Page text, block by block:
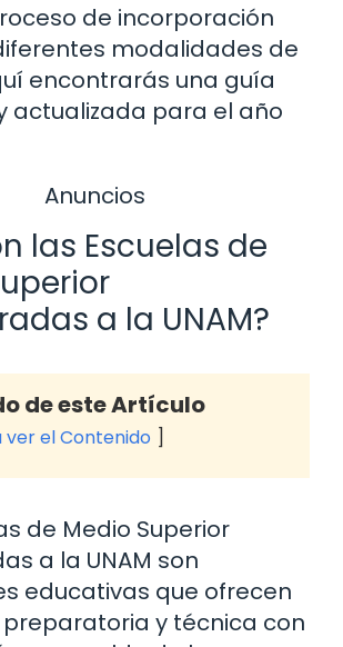
de incorporación
modalidades de
encontrarás una guía
actualizada para el año
Anuncios
las Escuelas de
a la UNAM?
de este Artículo
el Contenido
de Medio Superior
a la UNAM son
educativas que ofrecen
y técnica con